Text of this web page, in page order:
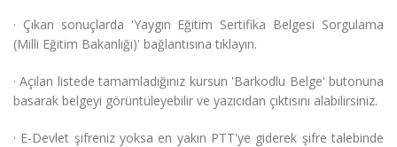
· Çıkan sonuçlarda 'Yaygın Eğitim Sertifika Belgesi Sorgulama
(Milli Eğitim Bakanlığı)' bağlantısına tıklayın.
· Açılan listede tamamladığınız kursun 'Barkodlu Belge' butonuna
basarak belgeyi görüntüleyebilir ve yazıcıdan çıktısını alabilirsiniz.
· E-Devlet şifreniz yoksa en yakın PTT'ye giderek şifre talebinde